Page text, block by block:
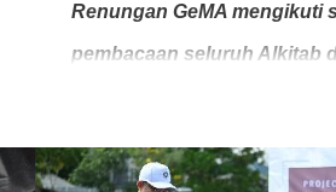
Renungan GeMA mengikuti
pembacaan seluruh Alkitab
Alkitab masih berubah-ubah